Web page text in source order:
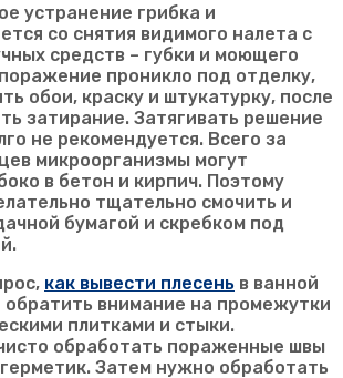
устранение грибка и
со снятия видимого налета с
средств – губки и моющего
проникло под отделку,
обои, краску и штукатурку, после
затирание. Затягивать решение
не рекомендуется. Всего за
микроорганизмы могут
в бетон и кирпич. Поэтому
тщательно смочить и
бумагой и скребком под
как вывести плесень в ванной
внимание на промежутки
плитками и стыки.
обработать пораженные швы
Затем нужно обработать